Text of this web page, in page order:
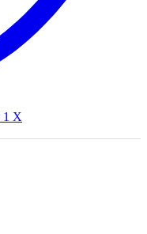
1 X